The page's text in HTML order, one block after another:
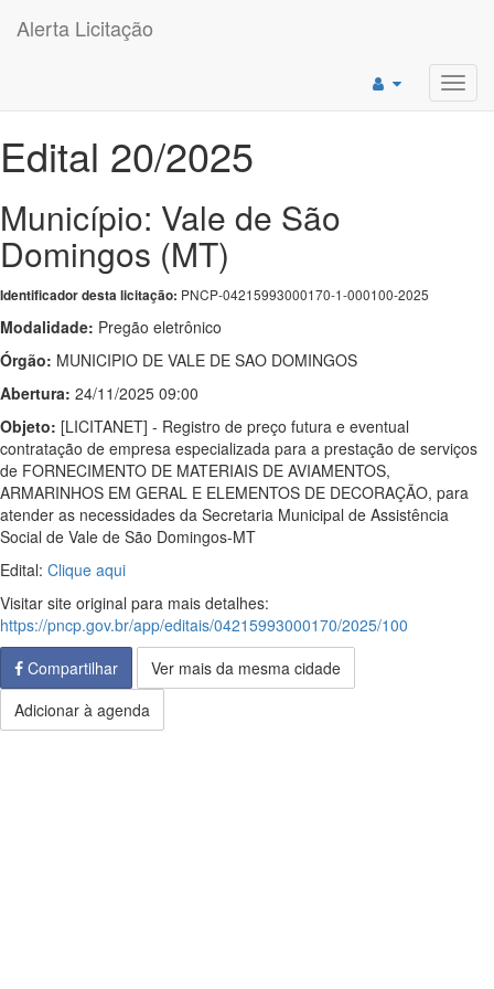
Alerta Licitação
Edital 20/2025
Município: Vale de São
Domingos (MT)
Identificador desta licitação: PNCP-04215993000170-1-000100-2025
Modalidade: Pregão eletrônico
Órgão: MUNICIPIO DE VALE DE SAO DOMINGOS
Abertura: 24/11/2025 09:00
Objeto: [LICITANET] - Registro de preço futura e eventual
contratação de empresa especializada para a prestação de serviços
de FORNECIMENTO DE MATERIAIS DE AVIAMENTOS,
ARMARINHOS EM GERAL E ELEMENTOS DE DECORAÇÃO, para
atender as necessidades da Secretaria Municipal de Assistência
Social de Vale de São Domingos-MT
Edital: Clique aqui
Visitar site original para mais detalhes:
https://pncp.gov.br/app/editais/04215993000170/2025/100
Compartilhar
Ver mais da mesma cidade
Adicionar à agenda